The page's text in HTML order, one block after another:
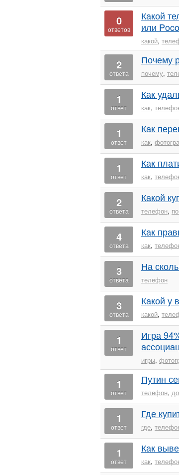
0
ответов
Какой
или
какой,
2
ответа
Почему
почему,
1
ответ
Как
как,
1
ответ
Как
как,
1
ответ
Как
как,
2
ответа
Какой
телефон,
4
ответа
Как
как,
3
ответа
На
телефон
3
ответа
Какой у
какой,
1
ответ
Игра
игры,
1
ответ
Путин
телефон,
1
ответ
Где
где,
1
ответ
Как
как,